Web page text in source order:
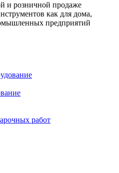
и розничной продаже
как для дома,
предприятий
работ